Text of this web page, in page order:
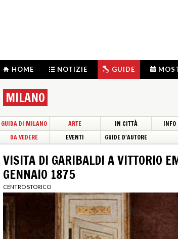
HOME NOTIZIE GUIDE
MILANO
GUIDA DI MILANO ARTE IN CITTÀ
INFO
DA VEDERE
EVENTI GUIDE D'AUTORE
VISITA DI GARIBALDI A VITTORIO
GENNAIO 1875
CENTRO STORICO